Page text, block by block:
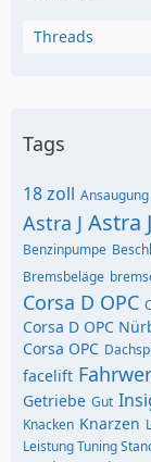
Threads
Tags
18 zoll Ansaugung
Astra J Astra
Benzinpumpe
Bremsbeläge
Corsa D OPC
Corsa D OPC
Corsa OPC
facelift
Getriebe Gut
Knacken Knarzen
Leistung Tuning